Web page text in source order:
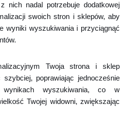
nich nadal potrzebuje dodatkowej
swoich stron i sklepów, aby
wyniki wyszukiwania i przyciągnąć
Twoja strona i sklep
szybciej, poprawiając jednocześnie
wyszukiwania, co w
Twojej widowni, zwiększając